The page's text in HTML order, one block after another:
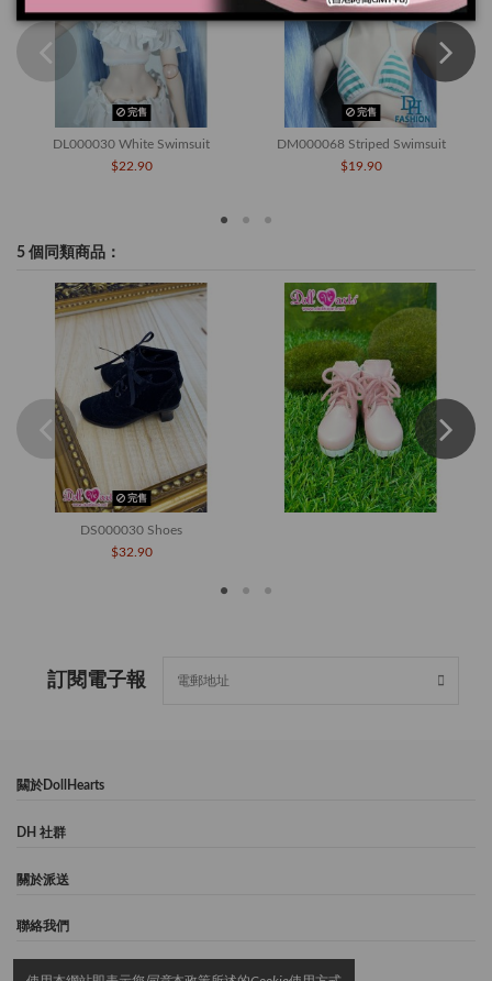
完售
DL000030 White Swimsuit
$22.90
完售
DM000068 Striped Swimsuit
$19.90
5 個同類商品：
完售
DS000030 Shoes
$32.90
訂閱電子報
闗於DollHearts
DH 社群
關於派送
聯絡我們